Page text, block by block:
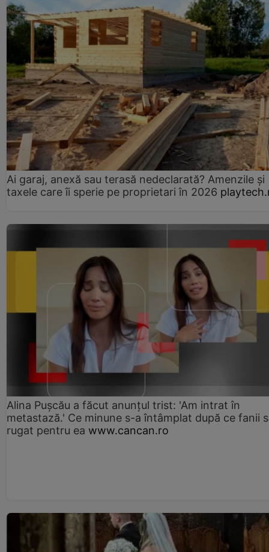
Ai garaj, anexă sau terasă nedeclarată? Amenzile și
taxele care îi sperie pe proprietari în 2026
Alina Pușcău a făcut anunțul trist: 'Am intrat în
metastază.' Ce minune s-a întâmplat după ce fanii
rugat pentru ea www.cancan.ro